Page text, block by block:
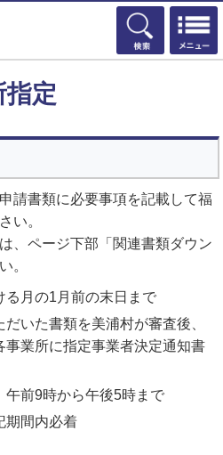
検索
定
請書類に必要事項を記載して福
い。
、ページ下部「関連書類ダウン
。
る月の1月前の末日まで
だいた書類を美浦村が審査後、
事業所に指定事業者決定通知書
午前9時から午後5時まで
期間内必着